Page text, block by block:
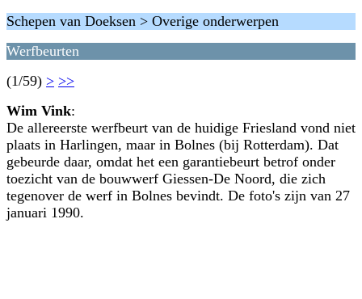
Schepen van Doeksen > Overige onderwerpen
Werfbeurten
(1/59) > >>
Wim Vink:
De allereerste werfbeurt van de huidige Friesland vond niet
plaats in Harlingen, maar in Bolnes (bij Rotterdam). Dat
gebeurde daar, omdat het een garantiebeurt betrof onder
toezicht van de bouwwerf Giessen-De Noord, die zich
tegenover de werf in Bolnes bevindt. De foto's zijn van 27
januari 1990.